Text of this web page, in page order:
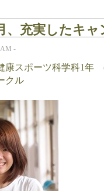
、充実したキ
AM -
スポーツ科学科1年
クル